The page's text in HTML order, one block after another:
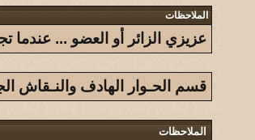
الملاحظات
عزيزي الزائر أو العضو ...
قسم الحـوار الهادف والنـقاش
الملاحظات